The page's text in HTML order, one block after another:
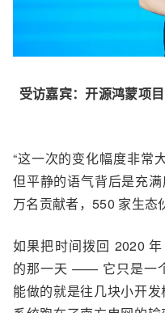
受访嘉宾：开源鸿蒙项
“这一次的变化幅度非常
但平静的语气背后是充
万名贡献者，550 家生态
如果把时间拨回 2020 年
的那一天 —— 它只是一
能做的就是往几块小开